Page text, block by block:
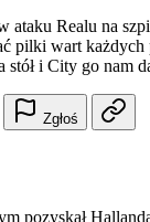
ataku Realu na
pilki wart każdych
stół i City go nam
Zgłoś
pozyskał